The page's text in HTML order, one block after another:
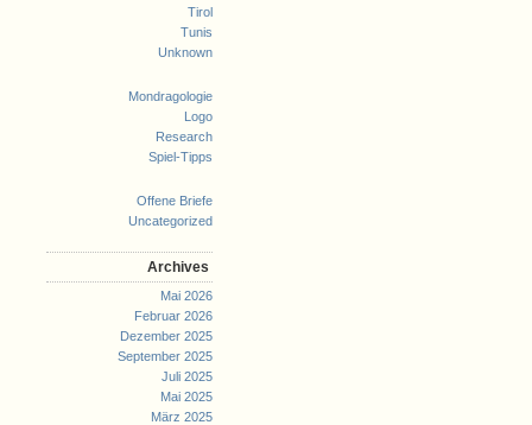
Tirol
Tunis
Unknown
Mondragologie
Logo
Research
Spiel-Tipps
Offene Briefe
Uncategorized
Archives
Mai 2026
Februar 2026
Dezember 2025
September 2025
Juli 2025
Mai 2025
März 2025